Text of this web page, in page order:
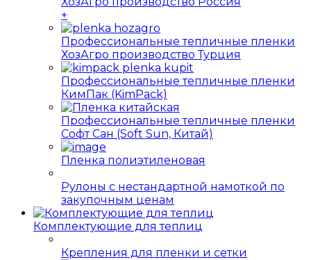
+
Профессиональные тепличные пленки
ХозАгро производство Турция
Профессиональные тепличные пленки
КимПак (KimPack)
Профессиональные тепличные пленки
Софт Сан (Soft Sun, Китай)
Пленка полиэтиленовая
Рулоны с нестандартной намоткой по
закупочным ценам
Комплектующие для теплиц
Крепления для пленки и сетки